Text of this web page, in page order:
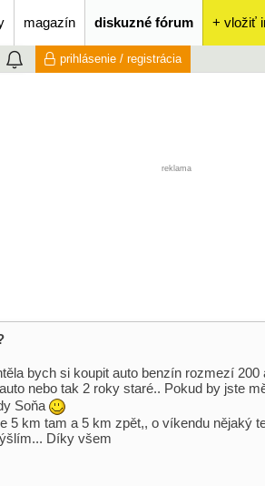
magazín diskuzné fórum + vložiť
prihlásenie / registrácia
reklama
bych si koupit auto benzín rozmezí
nebo tak 2 roky staré.. Pokud by jste
Soňa
5 km tam a 5 km zpět,, o víkendu nějaký
Díky všem